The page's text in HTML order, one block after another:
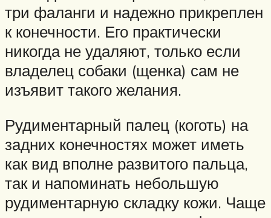
три фаланги и надежно прикреплен
к конечности. Его практически
никогда не удаляют, только если
владелец собаки (щенка) сам не
изъявит такого желания.
Рудиментарный палец (коготь) на
задних конечностях может иметь
как вид вполне развитого пальца,
так и напоминать небольшую
рудиментарную складку кожи. Чаще